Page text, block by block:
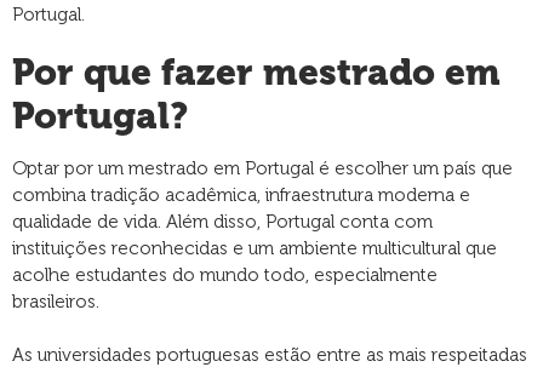
Portugal.
Por que fazer mestrado em
Portugal?
Optar por um mestrado em Portugal é escolher um país que
combina tradição acadêmica, infraestrutura moderna e
qualidade de vida. Além disso, Portugal conta com
instituições reconhecidas e um ambiente multicultural que
acolhe estudantes do mundo todo, especialmente
brasileiros.
As universidades portuguesas estão entre as mais respeitadas